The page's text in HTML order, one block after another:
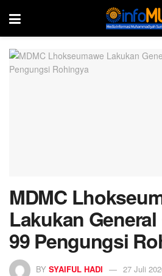
MDMC
Lakukan
99 Pengungsi
BY SYAIFUL HADI 27 Juli